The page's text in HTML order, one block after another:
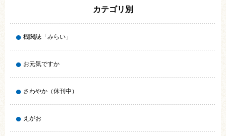
カテゴリ別
機関誌「みらい」
お元気ですか
さわやか（休刊中）
えがお